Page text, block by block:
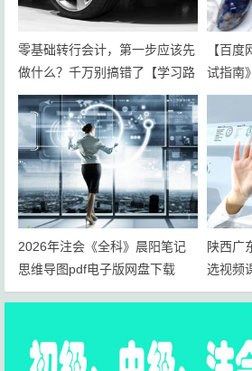
零基础转行会计，第一步应该先
做什么？千万别搞错了【学习路
线+岗位规划】
【百
试指南
载
2026年注会《全科》晨阳笔记
思维导图pdf电子版网盘下载
陕西广
选视频